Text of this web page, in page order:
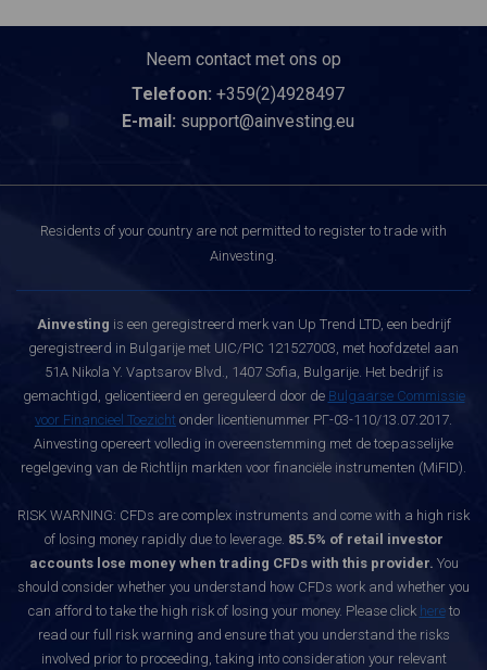
Neem contact met ons op
Telefoon: +359(2)4928497
E-mail: support@ainvesting.eu
Residents of your country are not permitted to register to trade with
Ainvesting.
Ainvesting is een geregistreerd merk van Up Trend LTD, een bedrijf
geregistreerd in Bulgarije met UIC/PIC 121527003, met hoofdzetel aan
51A Nikola Y. Vaptsarov Blvd., 1407 Sofia, Bulgarije. Het bedrijf is
gemachtigd, gelicentieerd en gereguleerd door de Bulgaarse Commissie
voor Financieel Toezicht onder licentienummer РГ-03-110/13.07.2017.
Ainvesting opereert volledig in overeenstemming met de toepasselijke
regelgeving van de Richtlijn markten voor financiële instrumenten (MiFID).
RISK WARNING: CFDs are complex instruments and come with a high risk
of losing money rapidly due to leverage. 85.5% of retail investor
accounts lose money when trading CFDs with this provider. You
should consider whether you understand how CFDs work and whether you
can afford to take the high risk of losing your money. Please click hereto
read our full risk warning and ensure that you understand the risks
involved prior to proceeding, taking into consideration your relevant